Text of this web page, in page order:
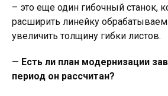
– это еще один гибочный станок,
расширить линейку
увеличить толщину гибки листов.
— Есть ли план модернизации
период он рассчитан?